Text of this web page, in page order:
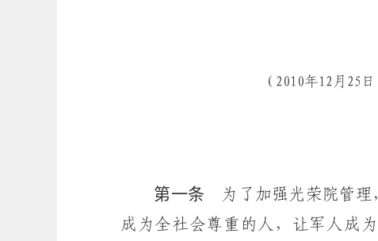
（2010年12月25
第一条 为了加强光荣院管理
成为全社会尊重的人，让军人成